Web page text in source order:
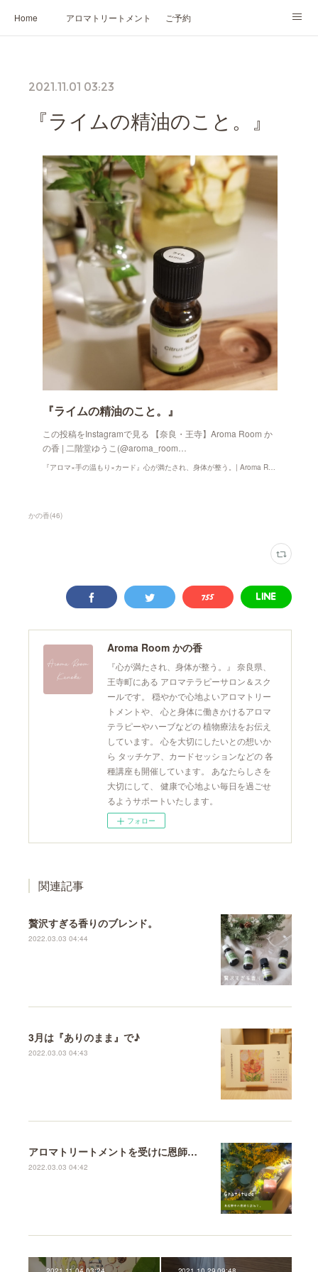
Home アロマトリートメント ご予約
プロフィール
2021.11.01 03:23
『ライムの精油のこと。』
『ライムの精油のこと。』
この投稿をInstagramで見る 【奈良・王寺】Aroma Room か
の香 | 二階堂ゆうこ(@aroma_room…
『アロマ×手の温もり×カード』心が満たされ、身体が整う。| Aroma Room かの香
かの香(46)
Aroma Room かの香
『心が満たされ、身体が整う。』 奈良県、
王寺町にある アロマテラピーサロン＆スク
ールです。 穏やかで心地よいアロマトリー
トメントや、 心と身体に働きかけるアロマ
テラピーやハーブなどの 植物療法をお伝え
しています。 心を大切にしたいとの想いか
ら タッチケア、カードセッションなどの 各
種講座も開催しています。 あなたらしさを
大切にして、 健康で心地よい毎日を過ごせ
るようサポートいたします。
フォロー
関連記事
贅沢すぎる香りのブレンド。
2022.03.03 04:44
3月は『ありのまま』で♪
2022.03.03 04:43
アロマトリートメントを受けに恩師のもとへ♪
2022.03.03 04:42